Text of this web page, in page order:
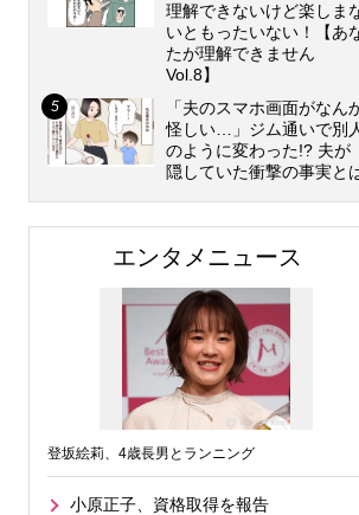
理解できないけど楽しま
いともったいない！【あ
たが理解できません
Vol.8】
「夫のスマホ画面がなん
怪しい…」ジム通いで別
のように変わった!? 夫が
隠していた衝撃の事実と
エンタメニュース
登坂絵莉、4歳長男とランニング
小原正子、資格取得を報告